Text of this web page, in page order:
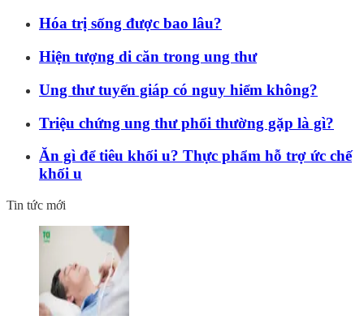
Hóa trị sống được bao lâu?
Hiện tượng di căn trong ung thư
Ung thư tuyến giáp có nguy hiểm không?
Triệu chứng ung thư phổi thường gặp là gì?
Ăn gì để tiêu khối u? Thực phẩm hỗ trợ ức chế
khối u
Tin tức mới